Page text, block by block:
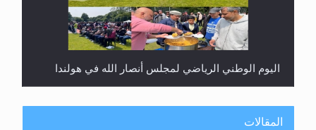
اليوم الوطني الرياضي لمجلس أنصار الله في هولندا
المقالات